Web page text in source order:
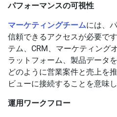
パフォーマンスの可視性
マーケティングチームには、
信頼できるアクセスが必要で
テム、CRM、マーケティング
ラットフォーム、製品データ
どのように営業案件と売上を
ビューに接続することを意味し
運用ワークフロー